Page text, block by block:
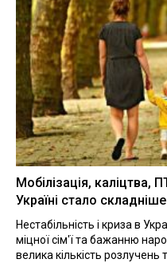
Мобілізація, каліцтва,
Україні стало складніше
Нестабільність і криза в
міцної сім'ї та бажанню
велика кількість